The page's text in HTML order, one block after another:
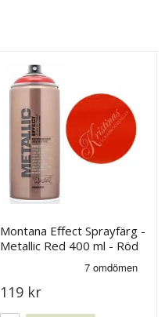
Montana Effect Sprayfärg -
Metallic Red 400 ml - Röd
119 kr